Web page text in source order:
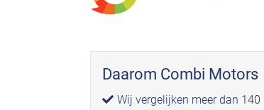
Daarom Combi Motors
Wij vergelijken meer dan 140